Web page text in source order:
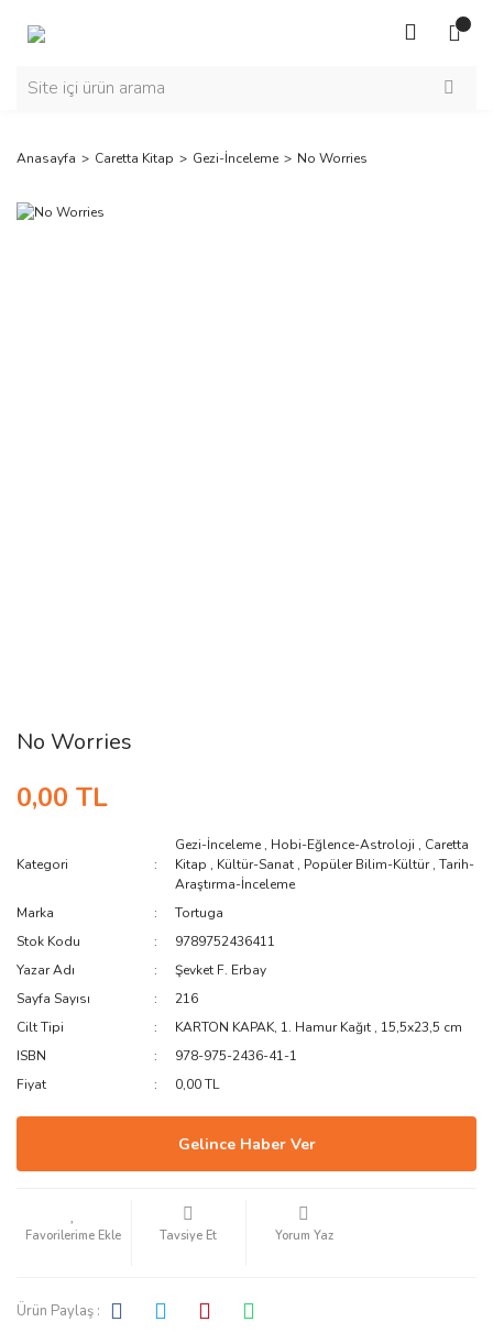
Anasayfa Caretta Kitap Gezi-İnceleme No Worries
No Worries
0,00 TL
Kategori
Gezi-İnceleme , Hobi-Eğlence-Astroloji , Caretta
Kitap , Kültür-Sanat , Popüler Bilim-Kültür,Tarih-
Araştırma-İnceleme
Marka
Tortuga
Stok Kodu
9789752436411
Yazar Adı
Şevket F. Erbay
Sayfa Sayısı
216
Cilt Tipi
KARTON KAPAK, 1. Hamur Kağıt , 15,5x23,5 cm
ISBN
978-975-2436-41-1
Fiyat
0,00 TL
Gelince Haber Ver
Tavsiye Et Yorum Yaz
Ürün Paylaş :